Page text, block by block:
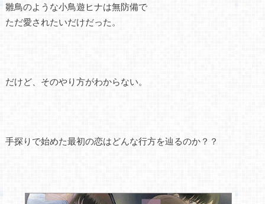
雛鳥のような小鳥遊ヒナは無防備で
ただ愛されたいだけだった。
だけど、そのやり方がわからない。
手探りで始めた最初の恋はどんな行方を辿るのか？？